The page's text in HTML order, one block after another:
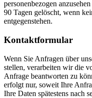
personenbezogen
90 Tagen gelöscht, wenn
entgegenstehen.
Kontaktformular
Wenn Sie Anfragen über
stellen, verarbeiten wir die
Anfrage beantworten zu
erfolgt nur, soweit Ihre
Ihre Daten spätestens nach